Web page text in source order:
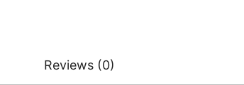
Reviews (0)